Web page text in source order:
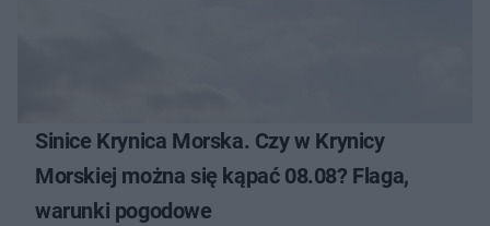
Sinice Krynica Morska. Czy w Krynicy
Morskiej można się kąpać 08.08? Flaga,
warunki pogodowe